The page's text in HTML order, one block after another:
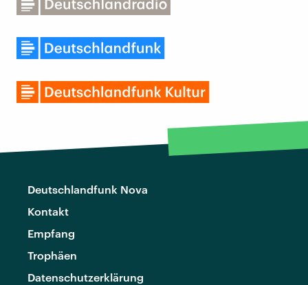
Deutschlandfunk Nova
Kontakt
Empfang
Trophäen
Datenschutzerklärung